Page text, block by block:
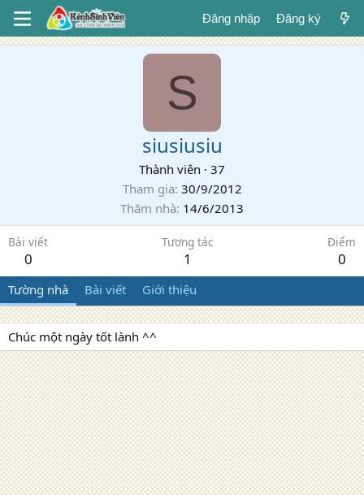
Đăng nhập Đăng ký
S
siusiusiu
Thành viên · 37
Tham gia 30/9/2012
Thăm nhà 14/6/2013
Bài viết
0
Tương tác
1
Điểm
0
Tường nhà Bài viết Giới thiệu
Chúc một ngày tốt lành ^^